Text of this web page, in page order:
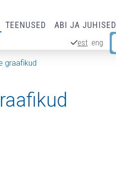
TEENUSED ABI JA JUHISED
est eng
graafikud